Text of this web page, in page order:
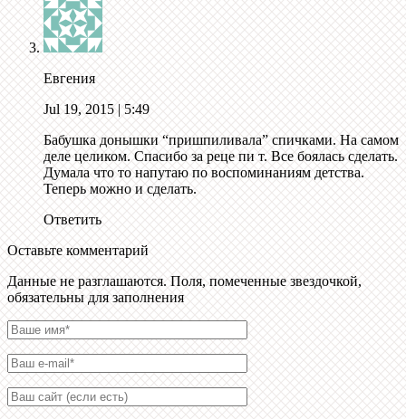
Евгения
Jul 19, 2015| 5:49
Бабушка донышки “пришпиливала” спичками. На самом
деле целиком. Спасибо за реце пи т. Все боялась сделать.
Думала что то напутаю по воспоминаниям детства.
Теперь можно и сделать.
Ответить
Оставьте комментарий
Данные не разглашаются. Поля, помеченные звездочкой,
обязательны для заполнения